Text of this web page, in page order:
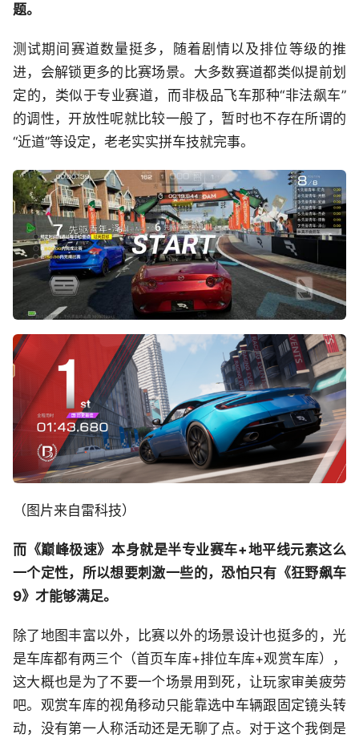
题。
测试期间赛道数量挺多，随着剧情以及排位等级的推
进，会解锁更多的比赛场景。大多数赛道都类似提前划
定的，类似于专业赛道，而非极品飞车那种“非法飙车”
的调性，开放性呢就比较一般了，暂时也不存在所谓的
“近道”等设定，老老实实拼车技就完事。
（图片来自雷科技）
而《巅峰极速》本身就是半专业赛车+地平线元素这么
一个定性，所以想要刺激一些的，恐怕只有《狂野飙车
9》才能够满足。
除了地图丰富以外，比赛以外的场景设计也挺多的，光
是车库都有两三个（首页车库+排位车库+观赏车库），
这大概也是为了不要一个场景用到死，让玩家审美疲劳
吧。观赏车库的视角移动只能靠选中车辆跟固定镜头转
动，没有第一人称活动还是无聊了点。对于这个我倒是